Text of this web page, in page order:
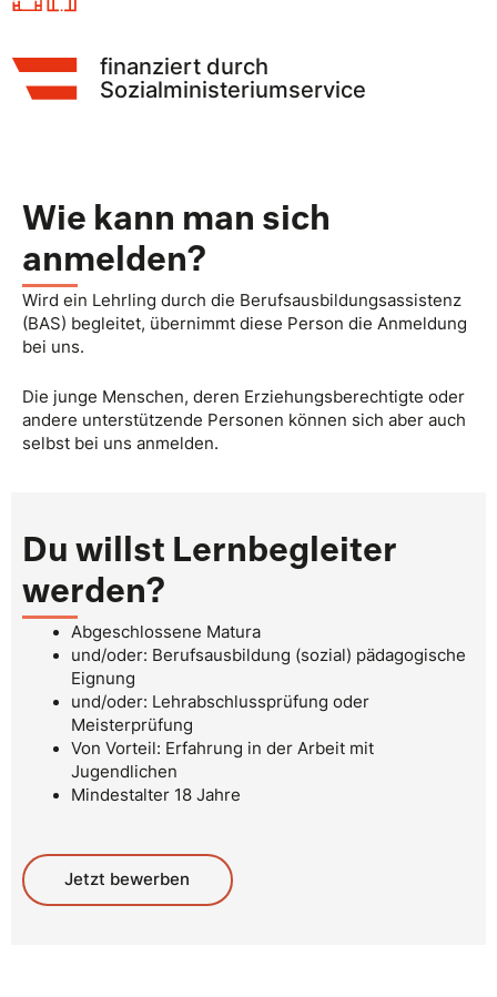
finanziert durch
Sozialministeriumservice
Wie kann man sich
anmelden?
Wird ein Lehrling durch die Berufsausbildungsassistenz
(BAS) begleitet, übernimmt diese Person die Anmeldung
bei uns.
Die junge Menschen, deren Erziehungsberechtigte oder
andere unterstützende Personen können sich aber auch
selbst bei uns anmelden.
Du willst Lernbegleiter
werden?
Abgeschlossene Matura
und/oder: Berufsausbildung (sozial) pädagogische
Eignung
und/oder: Lehrabschlussprüfung oder
Meisterprüfung
Von Vorteil: Erfahrung in der Arbeit mit
Jugendlichen
Mindestalter 18 Jahre
Jetzt bewerben